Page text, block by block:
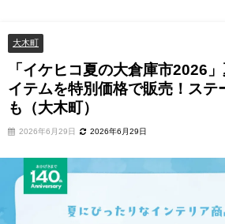
大木町
「イケヒコ夏の大倉庫市2026
イテムを特別価格で販売！ステ
も（大木町）
2026年6月29日 2026年6月29日